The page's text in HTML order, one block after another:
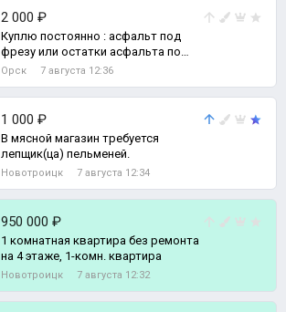
2 000 ₽
Куплю постоянно : асфальт под
фрезу или остатки асфальта по
2000рубл.
Орск 7 августа 12:36
1 000 ₽
В мясной магазин требуется
лепщик(ца) пельменей.
Новотроицк 7 августа 12:34
950 000 ₽
1 комнатная квартира без ремонта
на 4 этаже, 1-комн. квартира
Новотроицк 7 августа 12:32